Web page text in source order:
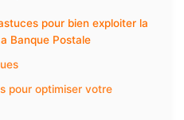
pour bien exploiter la
Banque Postale
pour optimiser votre